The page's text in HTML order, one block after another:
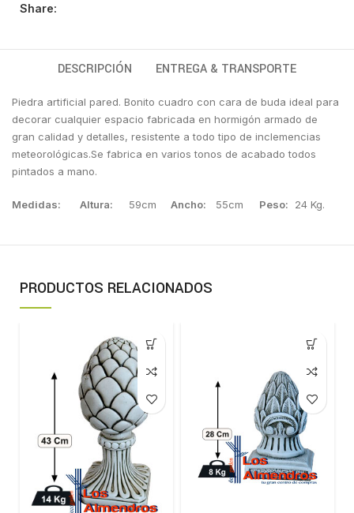
Share:
DESCRIPCIÓN ENTREGA & TRANSPORTE
Piedra artificial pared. Bonito cuadro con cara de buda ideal para
decorar cualquier espacio fabricada en hormigón armado de
gran calidad y detalles, resistente a todo tipo de inclemencias
meteorológicas.Se fabrica en varios tonos de acabado todos
pintados a mano.
Medidas:Altura: 59cm Ancho: 55cm Peso: 24 Kg.
PRODUCTOS RELACIONADOS